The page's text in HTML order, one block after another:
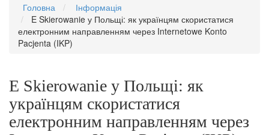
Головна
Інформація
E Skierowanie у Польщі: як українцям скористатися
електронним направленням через Internetowe Konto
Pacjenta (IKP)
E Skierowanie у Польщі: як
українцям скористатися
електронним направленням через